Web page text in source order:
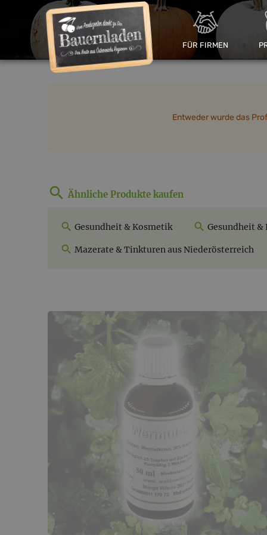
FÜR FIRMEN
Entweder wurde das
Ähnliche Produkte kaufen
Gesundheit & Kosmetik Gesundheit &
Mazerate & Tinkturen aus Niederösterreich